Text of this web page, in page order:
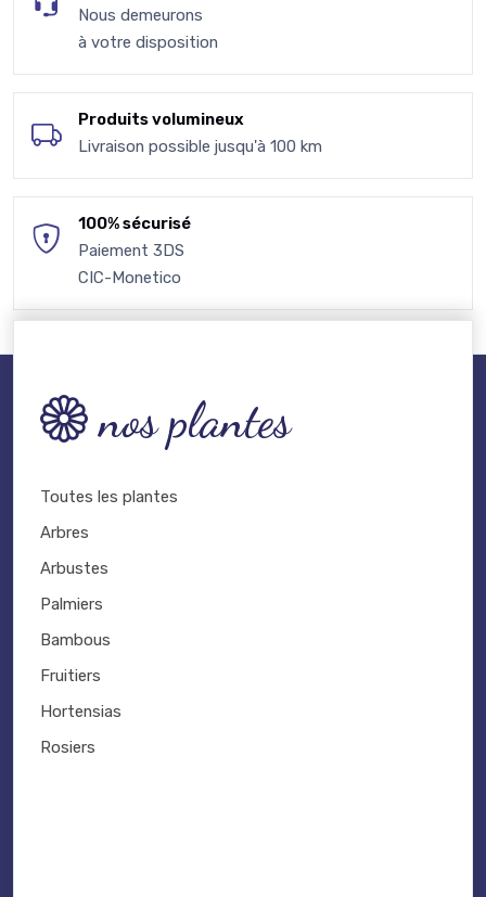
Nous demeurons
à votre disposition
Produits volumineux
Livraison possible jusqu'à 100 km
100% sécurisé
Paiement 3DS
CIC-Monetico
nos plantes
Toutes les plantes
Arbres
Arbustes
Palmiers
Bambous
Fruitiers
Hortensias
Rosiers